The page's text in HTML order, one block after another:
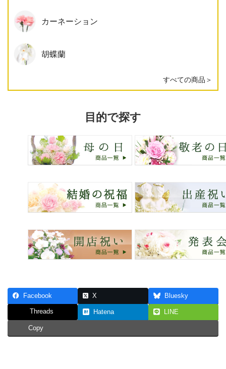
カーネーション
胡蝶蘭
すべての商品＞
目的で探す
Facebook X Bluesky
Threads Hatena LINE
Copy